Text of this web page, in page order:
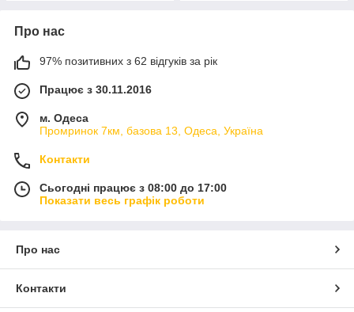
Про нас
97% позитивних з 62 відгуків за рік
Працює з 30.11.2016
м. Одеса
Промринок 7км, базова 13, Одеса, Україна
Контакти
Сьогодні працює з 08:00 до 17:00
Показати весь графік роботи
Про нас
Контакти